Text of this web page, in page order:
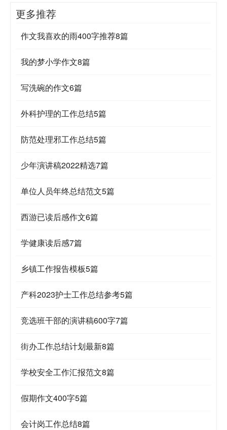
更多推荐
作文我喜欢的雨400字推荐8篇
我的梦小学作文8篇
写洗碗的作文6篇
外科护理的工作总结5篇
防范处理邪工作总结5篇
少年演讲稿2022精选7篇
单位人员年终总结范文5篇
西游已读后感作文6篇
学健康读后感7篇
乡镇工作报告模板5篇
产科2023护士工作总结参考5篇
竞选班干部的演讲稿600字7篇
街办工作总结计划最新8篇
学校安全工作汇报范文8篇
假期作文400字5篇
会计岗工作总结8篇